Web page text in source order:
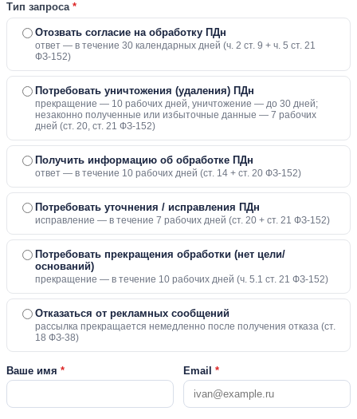
Тип запроса *
Отозвать согласие на обработку ПДн
ответ — в течение 30 календарных дней (ч. 2 ст. 9 + ч. 5 ст. 21
ФЗ-152)
Потребовать уничтожения (удаления) ПДн
прекращение — 10 рабочих дней, уничтожение — до 30 дней;
незаконно полученные или избыточные данные — 7 рабочих
дней (ст. 20, ст. 21 ФЗ-152)
Получить информацию об обработке ПДн
ответ — в течение 10 рабочих дней (ст. 14 + ст. 20 ФЗ-152)
Потребовать уточнения / исправления ПДн
исправление — в течение 7 рабочих дней (ст. 20 + ст. 21 ФЗ-152)
Потребовать прекращения обработки (нет цели/
оснований)
прекращение — в течение 10 рабочих дней (ч. 5.1 ст. 21 ФЗ-152)
Отказаться от рекламных сообщений
рассылка прекращается немедленно после получения отказа (ст.
18 ФЗ-38)
Ваше имя * Email *